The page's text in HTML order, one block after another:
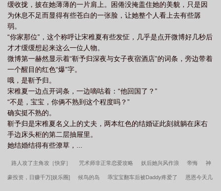
缓收拢，披在她薄薄的一片肩上。困倦没掩盖住她的美貌，只是因
为休息不足而显得有些苍白的一张脸，让她整个人看上去有些孱
弱。
“你家那位”，这个称呼让宋稚夏有些发怔，几乎是点开微博好几秒后
才才缓缓想起来这么一位人物。
微博第一赫然显示着“靳予归深夜与女子夜宿酒店”的词条，旁边带着
一个醒目的红色“爆”字。
哦，是靳予归。
宋稚夏一边点开词条，一边嘀咕着：“他回国了？”
“不是，宝宝，你俩不熟到这个程度吗？”
确实挺不熟的。
靳予归是宋稚夏名义上的丈夫，两本红色的结婚证此刻就躺在床右
手边床头柜的第二层抽屉里。
她结婚结得有些潦草，...
路人攻了主角攻［快穿］ 咒术师非正常恋爱攻略 妖后她兴风作浪 帝悔 神
豪投资，日赚千万[娱乐圈] 候鸟的岛 乖宝宝翻车后被Daddy疼爱了 恩恩今天几